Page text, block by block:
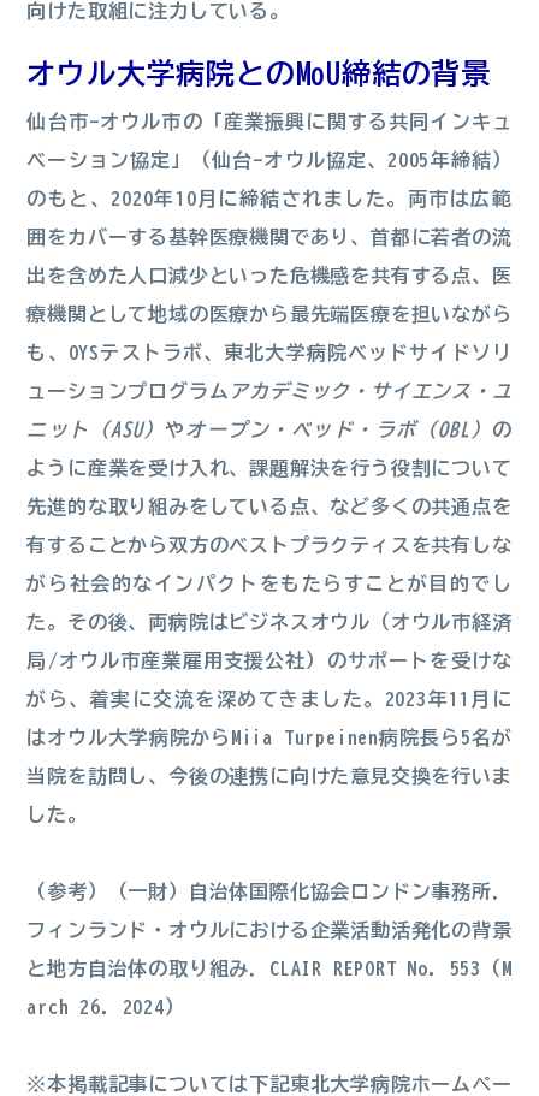
向けた取組に注力している。
オウル大学病院とのMoU締結の背景
仙台市-オウル市の「産業振興に関する共同インキュ
ベーション協定」（仙台-オウル協定、2005年締結）
のもと、2020年10月に締結されました。両市は広範
囲をカバーする基幹医療機関であり、首都に若者の流
出を含めた人口減少といった危機感を共有する点、医
療機関として地域の医療から最先端医療を担いながら
も、OYSテストラボ、東北大学病院ベッドサイドソリ
ューションプログラム アカデミック・サイエンス・ユ
ニット（ASU） やオープン・ベッド・ラボ（OBL） の
ように産業を受け入れ、課題解決を行う役割について
先進的な取り組みをしている点、など多くの共通点を
有することから双方のベストプラクティスを共有しな
がら社会的なインパクトをもたらすことが目的でし
た。その後、両病院はビジネスオウル（オウル市経済
局/オウル市産業雇用支援公社）のサポートを受けな
がら、着実に交流を深めてきました。2023年11月に
はオウル大学病院からMiia Turpeinen病院長ら5名が
当院を訪問し、今後の連携に向けた意見交換を行いま
した。
（参考）（一財）自治体国際化協会ロンドン事務所．
フィンランド・オウルにおける企業活動活発化の背景
と地方自治体の取り組み．CLAIR REPORT No. 553（M
arch 26. 2024）
※本掲載記事については下記東北大学病院ホームペー